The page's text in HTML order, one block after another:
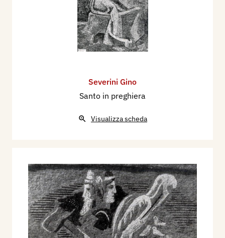
Severini Gino
Santo in preghiera
Visualizza scheda